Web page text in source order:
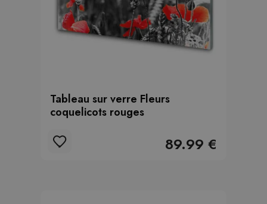
Tableau sur verre Fleurs
coquelicots rouges
89.99 €